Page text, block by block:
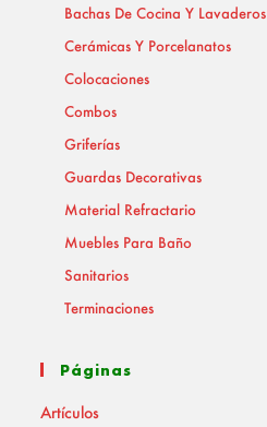
Bachas De Cocina Y Lavaderos
Cerámicas Y Porcelanatos
Colocaciones
Combos
Griferías
Guardas Decorativas
Material Refractario
Muebles Para Baño
Sanitarios
Terminaciones
Páginas
Artículos